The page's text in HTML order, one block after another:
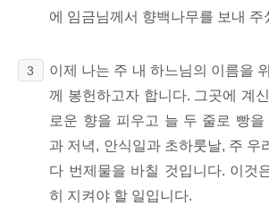
에 임금님께서 향백나무를 보내 주
3 이제 나는 주 내 하느님의 이름을
께 봉헌하고자 합니다. 그곳에 계
로운 향을 피우고 늘 두 줄로 빵을
과 저녁, 안식일과 초하룻날, 주 우
다 번제물을 바칠 것입니다. 이것
히 지켜야 할 일입니다.